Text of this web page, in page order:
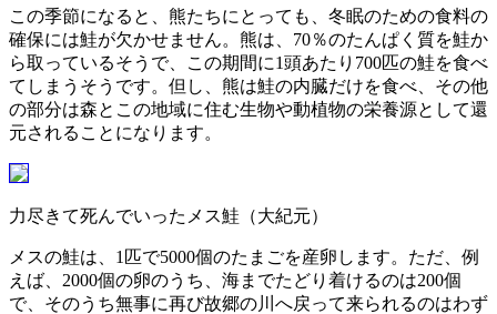
この季節になると、熊たちにとっても、冬眠のための食料の
確保には鮭が欠かせません。熊は、70％のたんぱく質を鮭か
ら取っているそうで、この期間に1頭あたり700匹の鮭を食べ
てしまうそうです。但し、熊は鮭の内臓だけを食べ、その他
の部分は森とこの地域に住む生物や動植物の栄養源として還
元されることになります。
力尽きて死んでいったメス鮭（大紀元）
メスの鮭は、1匹で5000個のたまごを産卵します。ただ、例
えば、2000個の卵のうち、海までたどり着けるのは200個
で、そのうち無事に再び故郷の川へ戻って来られるのはわず